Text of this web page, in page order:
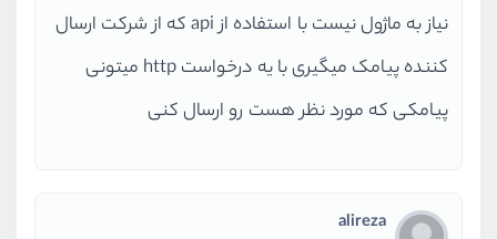
نیاز به ماژول نیست با استفاده از api که از شرکت ارسال
کننده پیامک میگیری با یه درخواست http میتونی
پیامکی که مورد نظر هست رو ارسال کنی
alireza